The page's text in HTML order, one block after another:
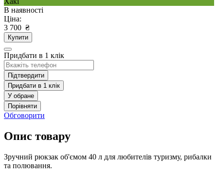
В наявності
Ціна:
3 700 ₴
Купити
Придбати в 1 клік
Підтвердити
Придбати в 1 клік
У обране
Порівняти
Обговорити
Опис товару
Зручний рюкзак об'ємом 40 л для любителів туризму, рибалки
та полювання.